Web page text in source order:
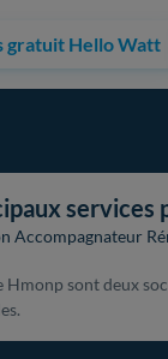
gratuit Hello Watt
services
Accompagnateur
sont deux